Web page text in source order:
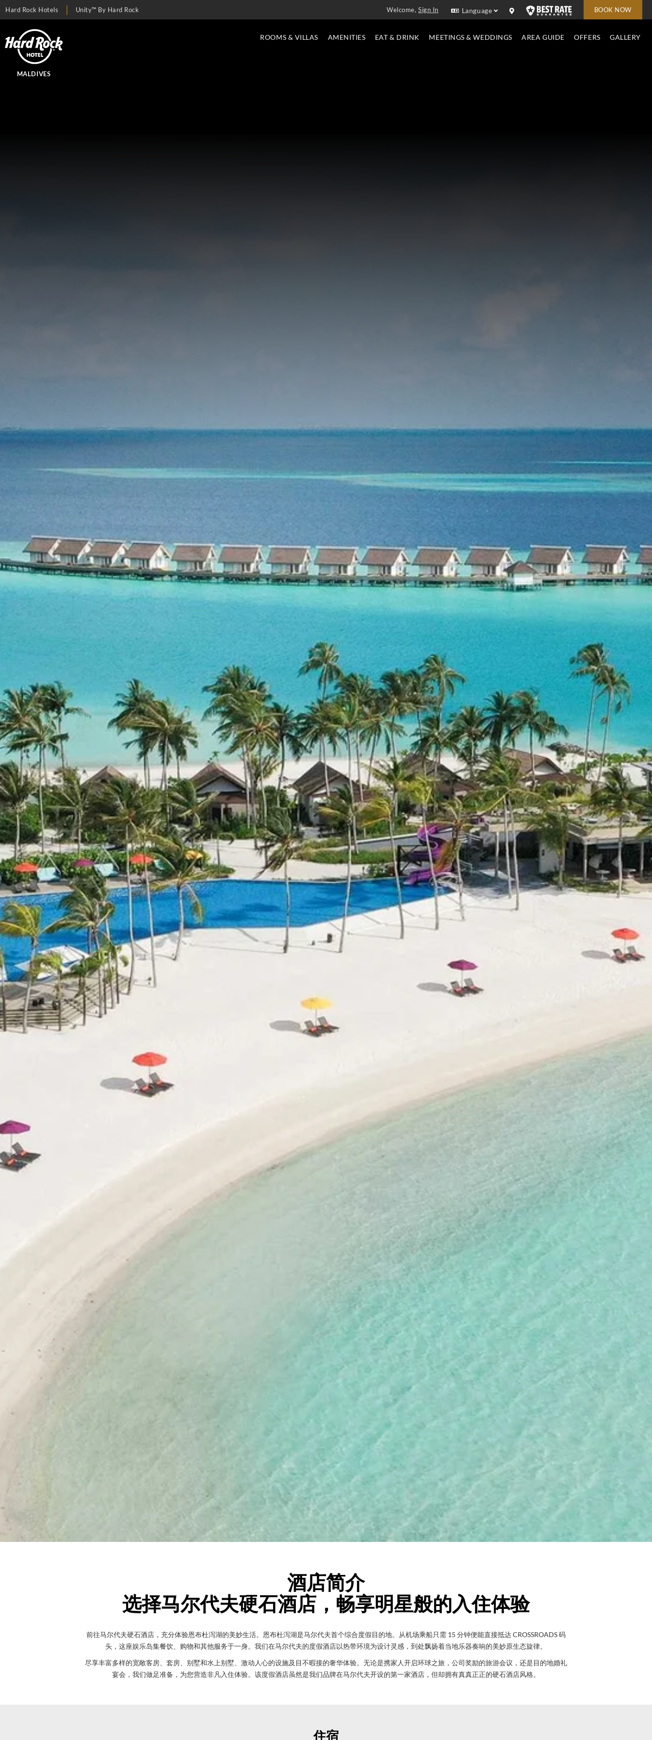
Hard Rock Hotels Unity™ By Hard Rock Welcome, Sign In Language BOOK NOW
MALDIVES
ROOMS & VILLAS AMENITIES EAT & DRINK MEETINGS & WEDDINGS AREA GUIDE OFFERS GALLERY
酒店简介
选择马尔代夫硬石酒店，畅享明星般的入住体验
前往马尔代夫硬石酒店，充分体验恩布杜泻湖的美妙生活。恩布杜泻湖是马尔代夫首个综合度假目的地。从机场乘船只需 15 分钟便能直接抵达 CROSSROADS 码
头，这座娱乐岛集餐饮、购物和其他服务于一身。我们在马尔代夫的度假酒店以热带环境为设计灵感，到处飘扬着当地乐器奏响的美妙原生态旋律。
尽享丰富多样的宽敞客房、套房、别墅和水上别墅、激动人心的设施及目不暇接的奢华体验。无论是携家人开启环球之旅，公司奖励的旅游会议，还是目的地婚礼
宴会，我们做足准备，为您营造非凡入住体验。该度假酒店虽然是我们品牌在马尔代夫开设的第一家酒店，但却拥有真真正正的硬石酒店风格。
住宿